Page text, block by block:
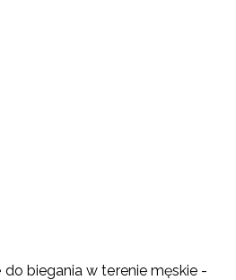
do biegania w terenie męskie -